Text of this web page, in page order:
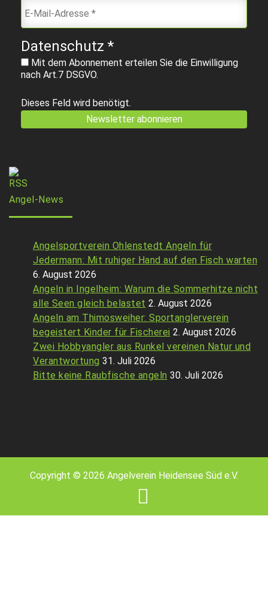
Datenschutz *
Mit dem Abonnement erteilen Sie die Einwilligung
nach Art.7 DSGVO.
Dieses Feld wird benötigt.
Angel-News
Angelsportverein Ohlenstedt Angeln für
Jedermann: Mit ruhiger Hand auf den Fisch warten
6. August 2026
Angeln in Ingelheim: Warum die Sommerhitze nicht
alle Seen gleich belastet 2. August 2026
Angeln am Thimosweiher: Sportanglerverein
begeistert Kinder für Fischerei 2. August 2026
Zwei Hobbyangler aus Runkel vereinen Natur und
Verantwortung 31. Juli 2026
Bitte keine Raubfische angeln 30. Juli 2026
Copyright © 2026 Angelverein Heidensee Süd e.V.